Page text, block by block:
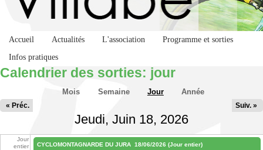
Accueil Actualités L'association
Programme et sorties
Infos pratiques
Calendrier des sorties: jour
Onglets principauxMois Semaine Jour(onglet actif)
Année
Jeudi, Juin 18, 2026
« Préc. Suiv. »
Jour
entier
CYCLOMONTAGNARDE DU JURA 18/06/2026 (Jour entier)